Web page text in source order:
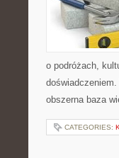
o podróżach,
obszerna baza
CATEGORIES: